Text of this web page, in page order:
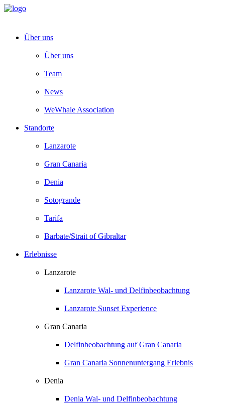
Über uns
Über uns
Team
News
WeWhale Association
Standorte
Lanzarote
Gran Canaria
Denia
Sotogrande
Tarifa
Barbate/Strait of Gibraltar
Erlebnisse
Lanzarote
Lanzarote Wal- und Delfinbeobachtung
Lanzarote Sunset Experience
Gran Canaria
Delfinbeobachtung auf Gran Canaria
Gran Canaria Sonnenuntergang Erlebnis
Denia
Denia Wal- und Delfinbeobachtung